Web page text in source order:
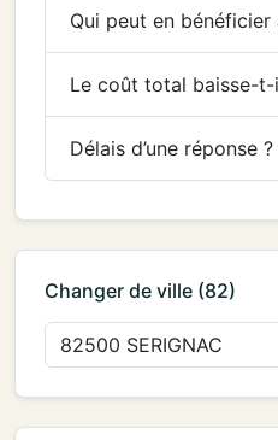
Qui peut en bénéficier
Le coût total baisse-
Délais d’une réponse ?
Changer de ville (82)